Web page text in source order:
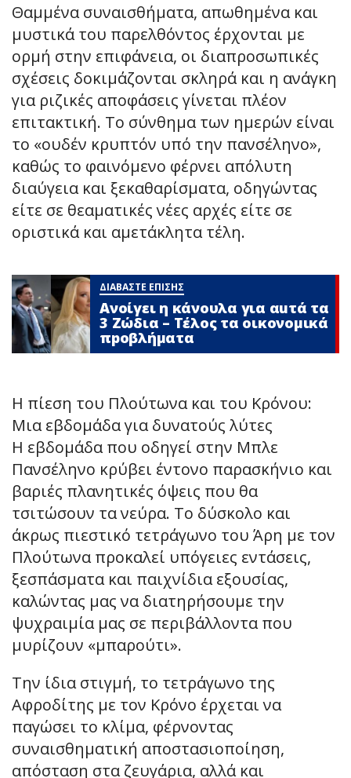
Θαμμένα συναισθήματα, απωθημένα και
μυστικά του παρελθόντος έρχονται με
ορμή στην επιφάνεια, οι διαπροσωπικές
σχέσεις δοκιμάζονται σκληρά και η ανάγκη
για ριζικές αποφάσεις γίνεται πλέον
επιτακτική. Το σύνθημα των ημερών είναι
το «ουδέν κρυπτόν υπό την πανσέληνο»,
καθώς το φαινόμενο φέρνει απόλυτη
διαύγεια και ξεκαθαρίσματα, οδηγώντας
είτε σε θεαματικές νέες αρχές είτε σε
οριστικά και αμετάκλητα τέλη.
ΔΙΑΒΑΣΤΕ ΕΠΙΣΗΣ
Ανοίγει η κάνουλα για αuτά τα
3 Zώδια – Τέλος τα οικονομικά
πpοβλήματα
Η πίεση του Πλούτωνα και του Κρόνου:
Μια εβδομάδα για δυνατούς λύτες
Η εβδομάδα που οδηγεί στην Μπλε
Πανσέληνο κρύβει έντονο παρασκήνιο και
βαριές πλανητικές όψεις που θα
τσιτώσουν τα νεύρα. Το δύσκολο και
άκρως πιεστικό τετράγωνο του Άρη με τον
Πλούτωνα προκαλεί υπόγειες εντάσεις,
ξεσπάσματα και παιχνίδια εξουσίας,
καλώντας μας να διατηρήσουμε την
ψυχραιμία μας σε περιβάλλοντα που
μυρίζουν «μπαρούτι».
Την ίδια στιγμή, το τετράγωνο της
Αφροδίτης με τον Κρόνο έρχεται να
παγώσει το κλίμα, φέρνοντας
συναισθηματική αποστασιοποίηση,
απόσταση στα ζευγάρια, αλλά και